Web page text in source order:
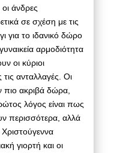
άνδρες
σε σχέση με τις
για το ιδανικό δώρο
αρμοδιότητα
οι κύριοι
ανταλλαγές. Οι
πιο ακριβά δώρα,
λόγος είναι πως
περισσότερα, αλλά
γιορτή και οι